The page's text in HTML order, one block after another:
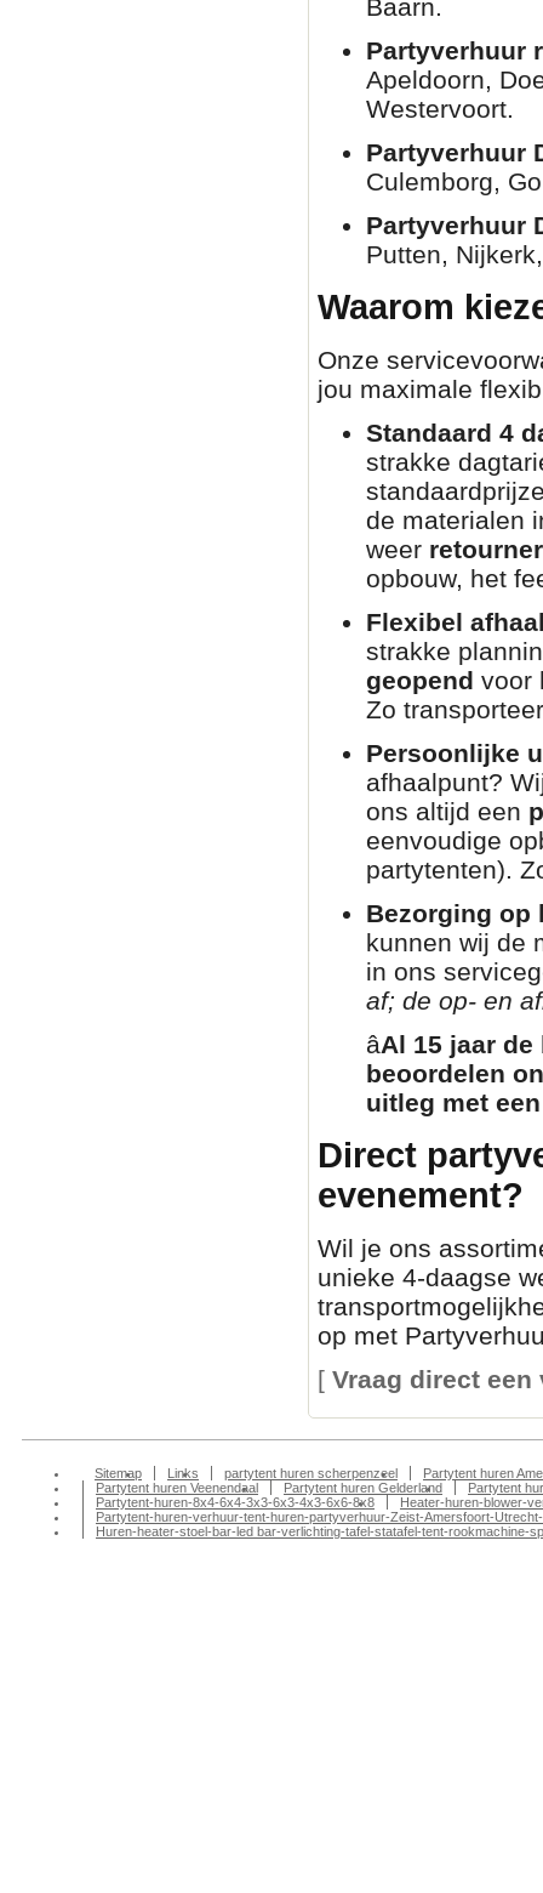
Baarn.
Partyverhuur
Apeldoorn,
Westervoort.
Partyverhuur
Culemborg,
Partyverhuur
Putten,
Waarom
Onze
jou maximale
Standaard 4
strakke
de materialen
weer
opbouw, het
Flexibel
strakke
geopend voor
Zo
Persoonlijke
afhaalpunt?
ons altijd een
eenvoudige
partytenten).
Bezorging op
kunnen wij de
in ons
af; de op- en
â­Al 15 jaar
beoordelen
uitleg met
Direct
evenement?
Wil je ons
unieke 4-daagse
op met
[ Vraag direct
Sitemap Links partytent huren scherpenzeel
Partytent huren
Partytent huren Veenendaal
Partytent huren Gelderland
Partytent
Partytent-huren-8x4-6x4-3x3-6x3-4x3-6x6-8x8
Heater-huren-blower-
Partytent-huren-verhuur-tent-huren-partyverhuur-Zeist-Amersfoort-
Huren-heater-stoel-bar-led bar-verlichting-tafel-statafel-tent-